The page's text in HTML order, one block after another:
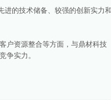
进的技术储备、较强的创新实力和
户资源整合等方面，与鼎材科技
争实力。